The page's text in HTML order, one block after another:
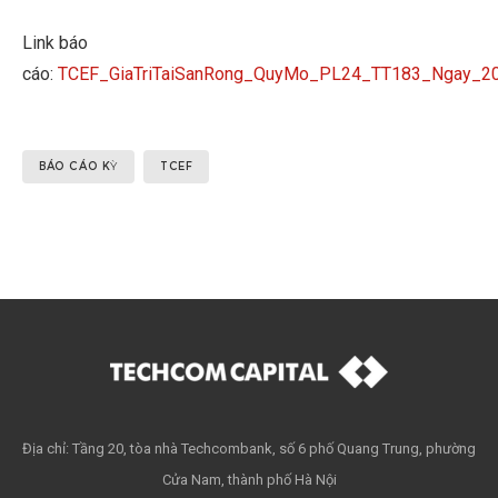
Link báo
cáo:
BÁO CÁO KỲ TCEF
Địa chỉ: Tầng 20, tòa nhà Techcombank, số 6 phố Quang Trung, phường
Cửa Nam, thành phố Hà Nội